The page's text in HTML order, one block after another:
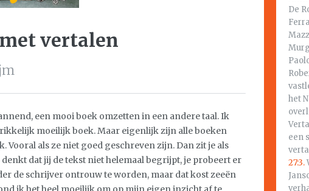
vertalen
een mooi boek omzetten in een andere taal. Ik
moeilijk boek. Maar eigenlijk zijn alle boeken
als ze niet goed geschreven zijn. Dan zit je als
dat jij de tekst niet helemaal begrijpt, je probeert er
de schrijver ontrouw te worden, maar dat kost zeeën
De
het
een
27:3.